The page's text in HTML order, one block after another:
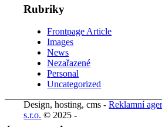
Rubriky
Frontpage Article
Images
News
Nezařazené
Personal
Uncategorized
Design, hosting, cms -Reklamní
s.r.o. © 2025 -